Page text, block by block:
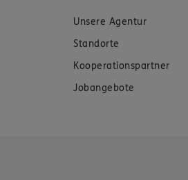
Unsere Agentur
Standorte
Kooperationspartner
Jobangebote